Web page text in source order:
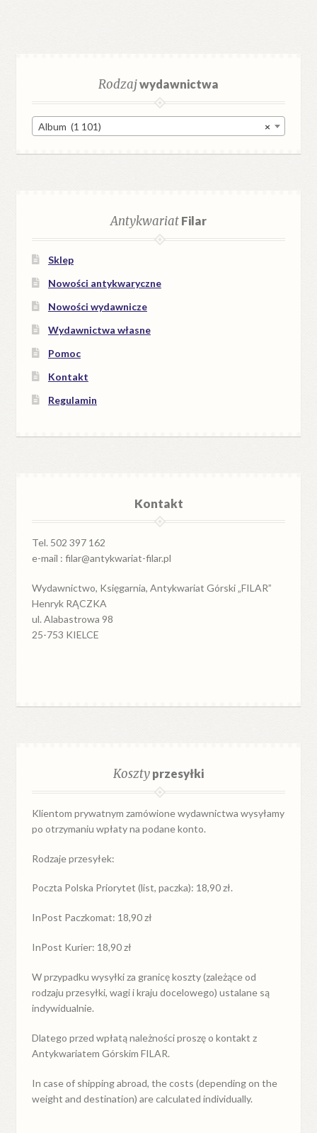
Rodzajwydawnictwa
×
Album (1 101)
AntykwariatFilar
Sklep
Nowości antykwaryczne
Nowości wydawnicze
Wydawnictwa własne
Pomoc
Kontakt
Regulamin
Kontakt
Tel. 502 397 162
e-mail : filar@antykwariat-filar.pl
Wydawnictwo, Księgarnia, Antykwariat Górski „FILAR”
Henryk RĄCZKA
ul. Alabastrowa 98
25-753 KIELCE
Kosztyprzesyłki
Klientom prywatnym zamówione wydawnictwa wysyłamy
po otrzymaniu wpłaty na podane konto.
Rodzaje przesyłek:
Poczta Polska Priorytet (list, paczka): 18,90 zł.
InPost Paczkomat: 18,90 zł
InPost Kurier: 18,90 zł
W przypadkuwysyłkiza granicękoszty (zależące od
rodzaju przesyłki, wagi i kraju docelowego) ustalane są
indywidualnie.
Dlatego przed wpłatą należności proszę o kontakt z
Antykwariatem Górskim FILAR.
In case of shipping abroad, the costs (depending on the
weight and destination) are calculated individually.